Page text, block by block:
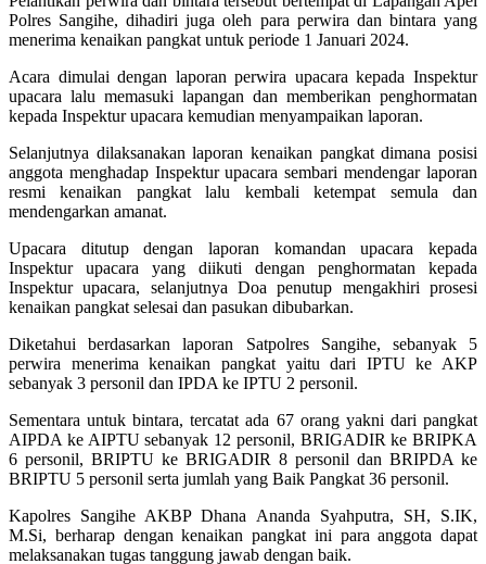
Polres Sangihe, dihadiri juga oleh para perwira dan bintara yang
menerima kenaikan pangkat untuk periode 1 Januari 2024.
Acara dimulai dengan laporan perwira upacara kepada Inspektur
upacara lalu memasuki lapangan dan memberikan penghormatan
kepada Inspektur upacara kemudian menyampaikan laporan.
Selanjutnya dilaksanakan laporan kenaikan pangkat dimana posisi
anggota menghadap Inspektur upacara sembari mendengar laporan
resmi kenaikan pangkat lalu kembali ketempat semula dan
mendengarkan amanat.
Upacara ditutup dengan laporan komandan upacara kepada
Inspektur upacara yang diikuti dengan penghormatan kepada
Inspektur upacara, selanjutnya Doa penutup mengakhiri prosesi
kenaikan pangkat selesai dan pasukan dibubarkan.
Diketahui berdasarkan laporan Satpolres Sangihe, sebanyak 5
perwira menerima kenaikan pangkat yaitu dari IPTU ke AKP
sebanyak 3 personil dan IPDA ke IPTU 2 personil.
Sementara untuk bintara, tercatat ada 67 orang yakni dari pangkat
AIPDA ke AIPTU sebanyak 12 personil, BRIGADIR ke BRIPKA
6 personil, BRIPTU ke BRIGADIR 8 personil dan BRIPDA ke
BRIPTU 5 personil serta jumlah yang Baik Pangkat 36 personil.
Kapolres Sangihe AKBP Dhana Ananda Syahputra, SH, S.IK,
M.Si, berharap dengan kenaikan pangkat ini para anggota dapat
melaksanakan tugas tanggung jawab dengan baik.